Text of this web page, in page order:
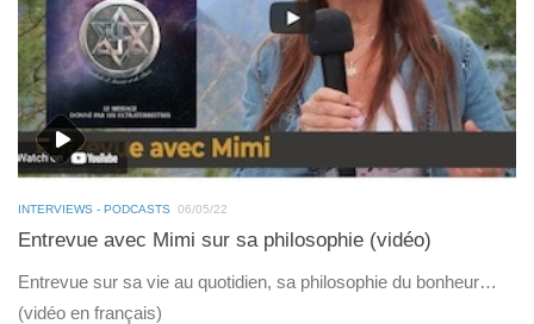
INTERVIEWS - PODCASTS 06/05/22
Entrevue avec Mimi sur sa philosophie (vidéo)
Entrevue sur sa vie au quotidien, sa philosophie du bonheur…
(vidéo en français)